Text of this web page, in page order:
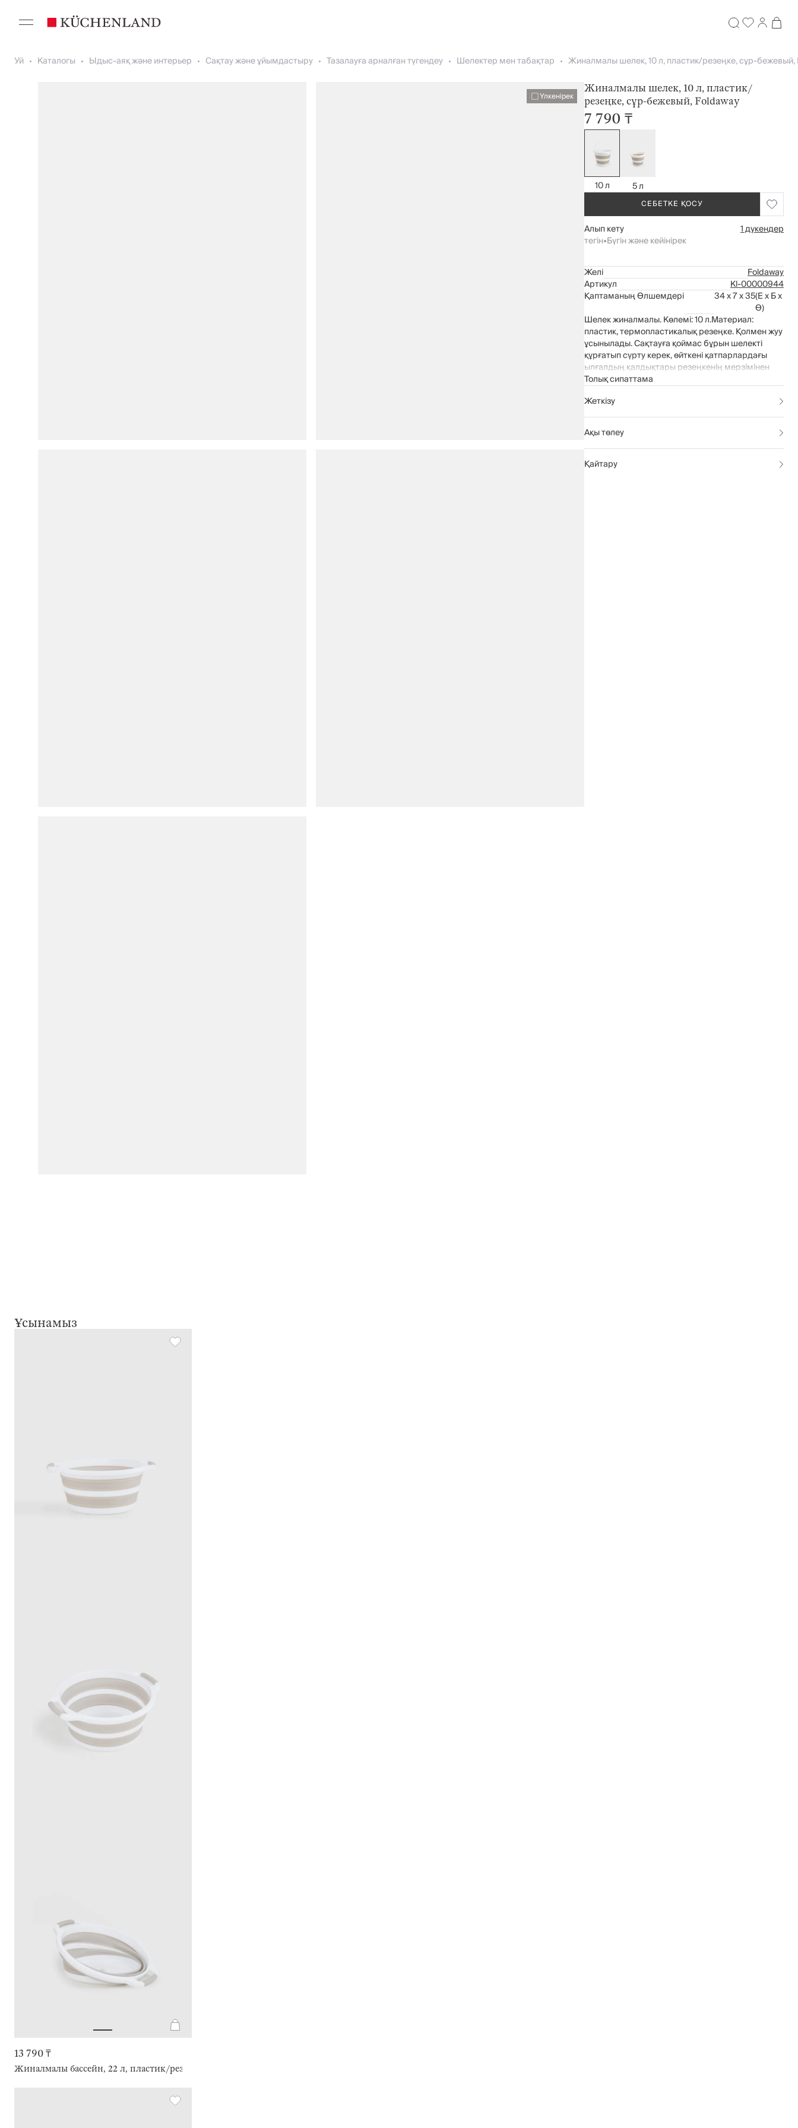
Уй Каталогы Ыдыс-аяқ және интерьер Сақтау және ұйымдастыру Тазалауға арналған түгендеу Шелектер мен табақтар Жиналмалы шелек, 10 л, пластик/резеңке, сұр-бежевый,
Үлкенірек
Жиналмалы шелек, 10 л, пластик/
резеңке, сұр-бежевый, Foldaway
7 790 ₸
10 л 5 л
СЕБЕТКЕ ҚОСУ
Алып кету
1 дүкендер
тегін•Бүгін және кейінірек
Желі
Foldaway
Артикул
Kl-00000944
Қаптаманың Өлшемдері
34 x 7 x 35(Е x Б x
Ө)
Шелек жиналмалы. Көлемі: 10 л.Материал:
пластик, термопластикалық резеңке. Қолмен жуу
ұсынылады. Сақтауға қоймас бұрын шелекті
құрғатып сүрту керек, өйткені қатпарлардағы
ылғалдың қалдықтары резеңкенің мерзімінен
бұрын бұзылуына әкелуі мүмкін.
Толық сипаттама
Жеткізу
Ақы төлеу
Қайтару
Ұсынамыз
13 790 ₸
Жиналмалы бассейн, 22 л, пластик/резеңке, сұр-сарғылт-қоңыр, Foldaway